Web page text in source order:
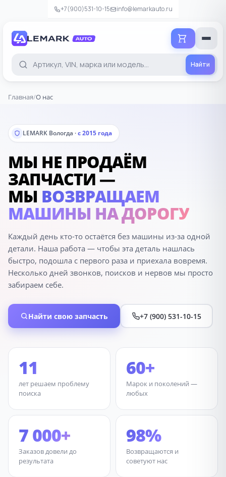
+7(900)531-10-15 info@lemarkauto.ru
Найти
Главная/О нас
LEMARK Вологда ·с 2015 года
МЫ НЕ ПРОДАЁМ
ЗАПЧАСТИ —
МЫ ВОЗВРАЩАЕМ
МАШИНЫ НА ДОРОГУ
Каждый день кто-то остаётся без машины из-за одной
детали. Наша работа — чтобы эта деталь нашлась
быстро, подошла с первого раза и приехала вовремя.
Несколько дней звонков, поисков и нервов мы просто
забираем себе.
Найти свою запчасть +7 (900) 531-10-15
11
лет решаем проблему
поиска
60+
Марок и поколений —
любых
7 000+
Заказов довели до
результата
98%
Возвращаются и
советуют нас
Добавить в корзину
Уточняется
−
Итого
Добавить в корзину
Продолжить покупки Оформить заказ